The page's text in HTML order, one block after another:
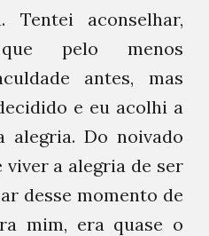
Tentei aconselhar,
pelo menos
antes, mas
e eu acolhi a
alegria. Do noivado
viver a alegria de ser
desse momento de
mim, era quase o